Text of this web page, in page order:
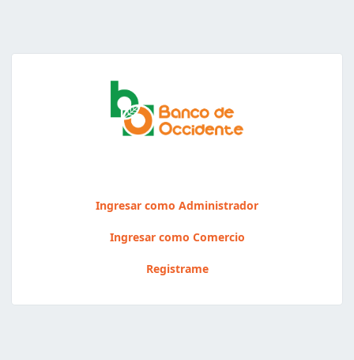
Ingresar como Administrador
Ingresar como Comercio
Registrame